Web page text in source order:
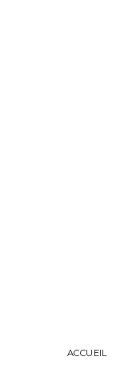
ACCUEIL